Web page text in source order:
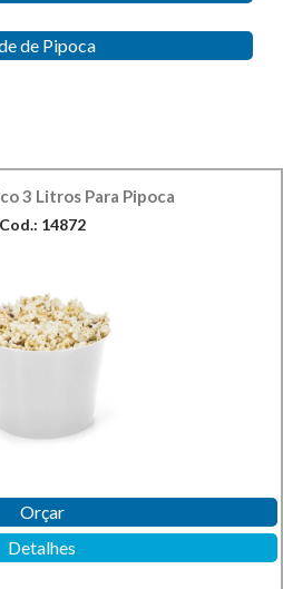
de Pipoca
3 Litros Para Pipoca
Cod.: 14872
Orçar
Detalhes